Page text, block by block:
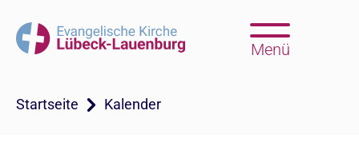
Menü
Startseite Kalender